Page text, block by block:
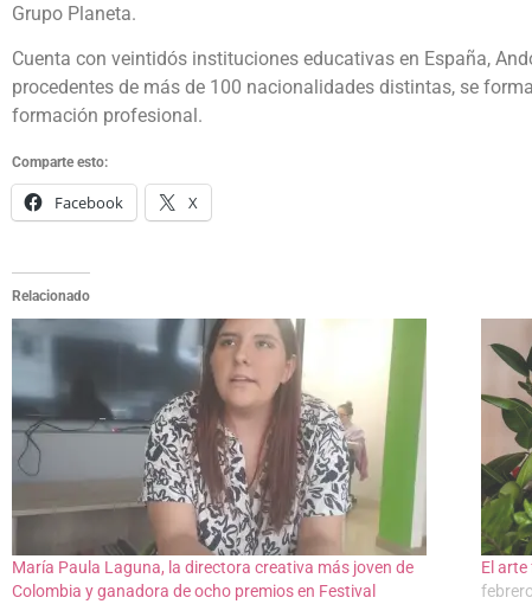
Grupo Planeta.
Cuenta con veintidós instituciones educativas en España,
procedentes de más de 100 nacionalidades distintas, se
formación profesional.
Comparte esto:
Facebook X
Relacionado
María Paula Laguna, la directora creativa más joven de
Colombia y ganadora de ocho premios en Festival
El